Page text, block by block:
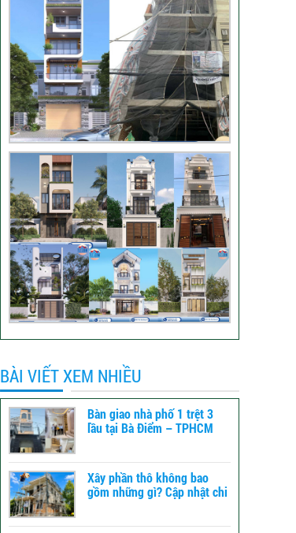
Video đánh giá từ
khách hàng chị Oanh
– sửa nhà
Nhận xét khách hàng
nhà chú Trung – Gò
Vấp
BÀI VIẾT XEM NHIỀU
Bàn giao nhà phố 1 trệt 3
lầu tại Bà Điểm – TPHCM
Xây phần thô không bao
gồm những gì? Cập nhật chi